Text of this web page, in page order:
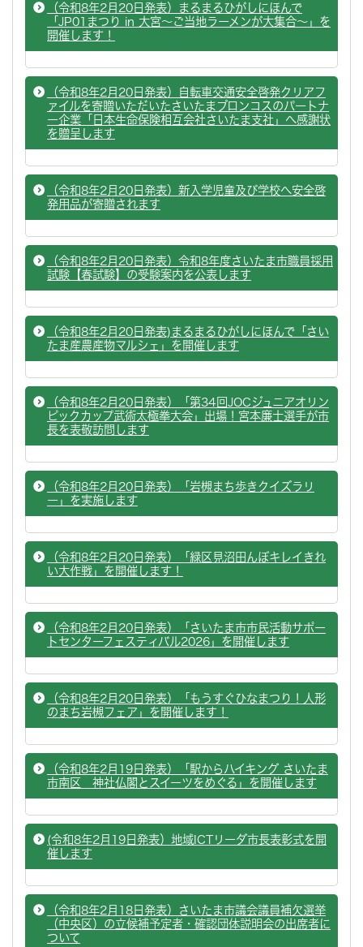
（令和8年2月20日発表）まるまるひがしにほんで
「JP01まつり in 大宮～ご当地ラーメンが大集合～」を
開催します！
（令和8年2月20日発表）自転車交通安全啓発クリアフ
ァイルを寄贈いただいたさいたまブロンコスのパートナ
ー企業「日本生命保険相互会社さいたま支社」へ感謝状
を贈呈します
（令和8年2月20日発表）新入学児童及び学校へ安全啓
発用品が寄贈されます
（令和8年2月20日発表）令和8年度さいたま市職員採用
試験【春試験】の受験案内を公表します
（令和8年2月20日発表)まるまるひがしにほんで「さい
たま産農産物マルシェ」を開催します
（令和8年2月20日発表）「第34回JOCジュニアオリン
ピックカップ武術太極拳大会」出場！宮本廉士選手が市
長を表敬訪問します
（令和8年2月20日発表）「岩槻まち歩きクイズラリ
ー」を実施します
（令和8年2月20日発表）「緑区見沼田んぼキレイきれ
い大作戦」を開催します！
（令和8年2月20日発表）「さいたま市市民活動サポー
トセンターフェスティバル2026」を開催します
（令和8年2月20日発表）「もうすぐひなまつり！人形
のまち岩槻フェア」を開催します！
（令和8年2月19日発表）「駅からハイキング さいたま
市南区 神社仏閣とスイーツをめぐる」を開催します
(令和8年2月19日発表）地域ICTリーダ市長表彰式を開
催します
（令和8年2月18日発表）さいたま市議会議員補欠選挙
（中央区）の立候補予定者・確認団体説明会の出席者に
ついて